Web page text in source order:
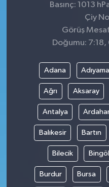
Basınç: 1013
Çiy
Görüş
Doğumu: 7:18,
Adana
Ağrı Aksaray
Antalya
Balıkesir Bartın
Bilecik Bingöl
Burdur Bursa